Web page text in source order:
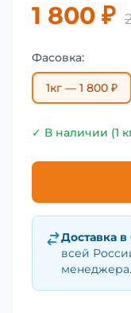
1 800 ₽
Фасовка:
1кг — 1 800 ₽
✓ В наличии (1
Доставка в
всей
менеджера.